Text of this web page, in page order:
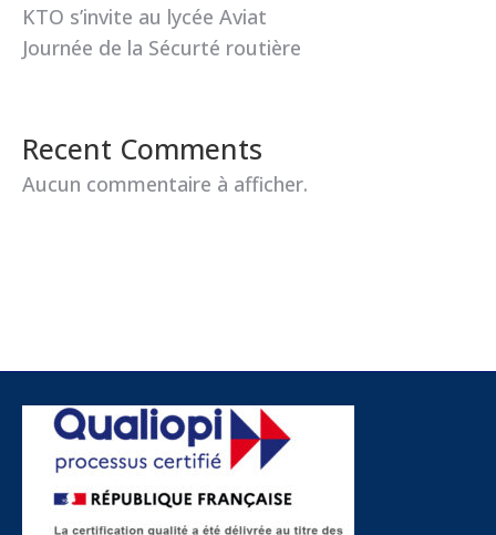
KTO s’invite au lycée Aviat
Journée de la Sécurté routière
Recent Comments
Aucun commentaire à afficher.